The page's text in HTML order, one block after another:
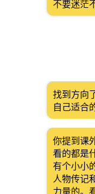
不要迷茫
找到方向
自己适合
你提到课
看的都是
有个小小
人物传记
力量的。